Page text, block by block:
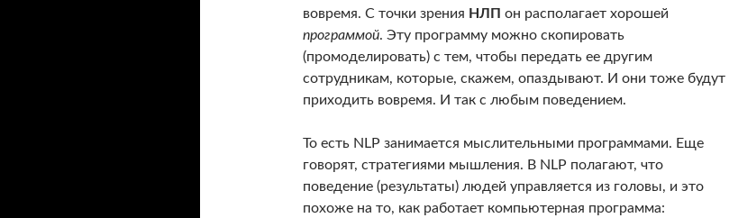
вовремя. С точки зрения НЛП он располагает хорошей
программой. Эту программу можно скопировать
(промоделировать) с тем, чтобы передать ее другим
сотрудникам, которые, скажем, опаздывают. И они тоже будут
приходить вовремя. И так с любым поведением.
То есть NLP занимается мыслительными программами. Еще
говорят, стратегиями мышления. В NLP полагают, что
поведение (результаты) людей управляется из головы, и это
похоже на то, как работает компьютерная программа: